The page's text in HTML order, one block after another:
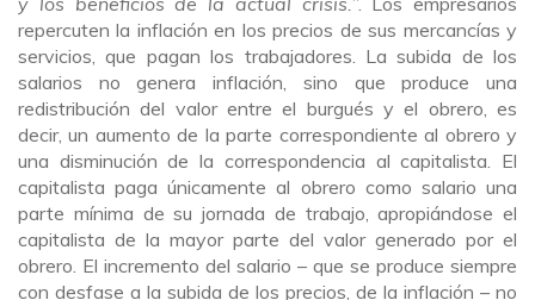
repercuten la inflación en los precios de sus mercancías y
servicios, que pagan los trabajadores. La subida de los
salarios no genera inflación, sino que produce una
redistribución del valor entre el burgués y el obrero, es
decir, un aumento de la parte correspondiente al obrero y
una disminución de la correspondencia al capitalista. El
capitalista paga únicamente al obrero como salario una
parte mínima de su jornada de trabajo, apropiándose el
capitalista de la mayor parte del valor generado por el
obrero. El incremento del salario – que se produce siempre
con desfase a la subida de los precios, de la inflación – no